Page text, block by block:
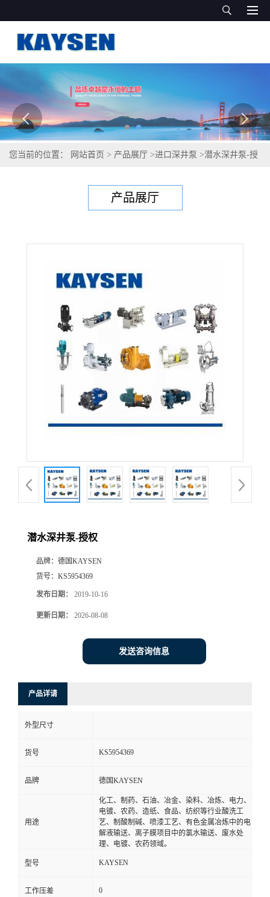
您当前的位置： 网站首页 > 产品展厅 >进口深井泵 >潜水深井泵-授
产品展厅
潜水深井泵-授权
品牌： 德国KAYSEN
货号： KS5954369
发布日期： 2019-10-16
更新日期： 2026-08-08
发送咨询信息
产品详请
外型尺寸
货号 KS5954369
品牌 德国KAYSEN
用途
化工、制药、石油、冶金、染料、冶炼、电力、
电镀、农药、造纸、食品、纺织等行业酸洗工
艺、制酸制碱、喷漆工艺、有色金属冶炼中的电
解液输送、离子膜项目中的氯水输送、废水处
理、电镀、农药领域。
型号 KAYSEN
工作压差 0